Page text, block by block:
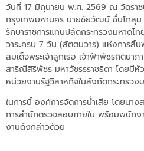
วันที่ 17 มิถุนายน พ.ศ. 2569 ณ วัดราช
กรุงเทพมหานคร นายชัยวัฒน์ ชื่นโกสุม
รักษาราชการแทนปลัดกระทรวงมหาดไ
วาระครบ 7 วัน (สัตตมวาร) แห่งการสิ้
สมเด็จพระเจ้าลูกเธอ เจ้าฟ้าพัชรกิติยา
สาริณีสิริพัชร มหาวัชรรราชธิดา โดยมีหั
หน่วยงานรัฐวิสาหกิจในสังกัดกระทรวง
ในการนี้ องค์การจัดการน้ำเสีย โดยนา
การสำนักตรวจสอบภายใน พร้อมพนักง
งานดังกล่าวด้วย